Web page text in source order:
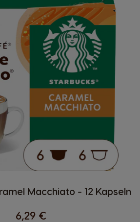
Macchiato - 12 Kapseln
6,29 €